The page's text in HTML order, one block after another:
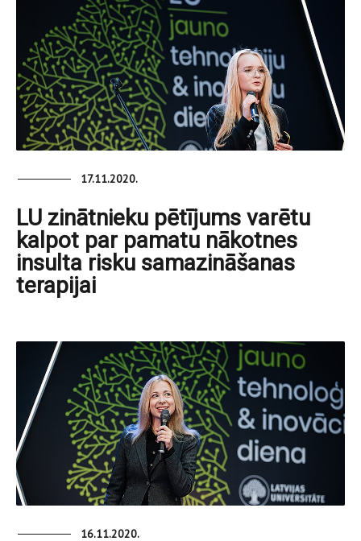
17.11.2020.
LU zinātnieku pētījums varētu
kalpot par pamatu nākotnes
insulta risku samazināšanas
terapijai
16.11.2020.